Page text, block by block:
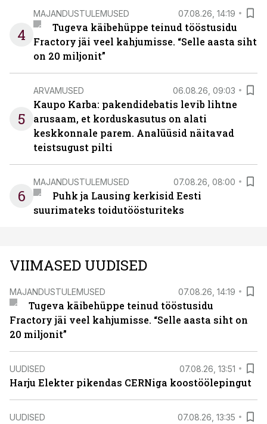
4
MAJANDUSTULEMUSED 07.08.26, 14:19
Tugeva käibehüppe teinud tööstusidu
Fractory jäi veel kahjumisse. “Selle aasta siht
on 20 miljonit”
5
ARVAMUSED 06.08.26, 09:03
Kaupo Karba: pakendidebatis levib lihtne
arusaam, et korduskasutus on alati
keskkonnale parem. Analüüsid näitavad
teistsugust pilti
6
MAJANDUSTULEMUSED 07.08.26, 08:00
Puhk ja Lausing kerkisid Eesti
suurimateks toidutöösturiteks
VIIMASED UUDISED
MAJANDUSTULEMUSED 07.08.26, 14:19
Tugeva käibehüppe teinud tööstusidu
Fractory jäi veel kahjumisse. “Selle aasta siht on
20 miljonit”
UUDISED 07.08.26, 13:51
Harju Elekter pikendas CERNiga koostöölepingut
UUDISED 07.08.26, 13:35